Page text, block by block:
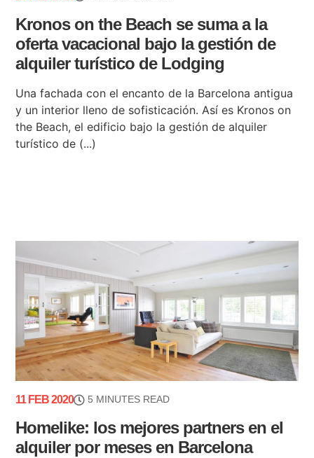
Kronos on the Beach se suma a la
oferta vacacional bajo la gestión de
alquiler turístico de Lodging
Una fachada con el encanto de la Barcelona antigua
y un interior lleno de sofisticación. Así es Kronos on
the Beach, el edificio bajo la gestión de alquiler
turístico de (...)
11 FEB 2020 5 MINUTES READ
Homelike: los mejores partners en el
alquiler por meses en Barcelona